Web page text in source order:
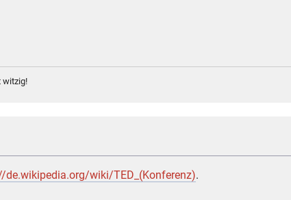
witzig!
de.wikipedia.org/wiki/TED_(Konferenz).